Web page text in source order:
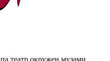
театр окружен музами